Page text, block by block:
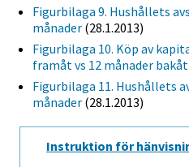
Figurbilaga 9. Hushållets
månader (28.1.2013)
Figurbilaga 10. Köp av
framåt vs 12 månader bakåt
Figurbilaga 11. Hushållets
månader (28.1.2013)
Instruktion för